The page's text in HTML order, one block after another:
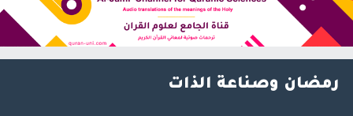
رمضان وصناعة الذات